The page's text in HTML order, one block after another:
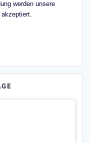
werden unsere
akzeptiert.